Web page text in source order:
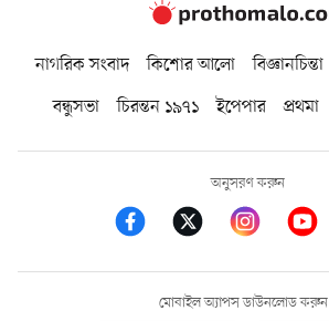
নাগরিক সংবাদ কিশোর আলো বিজ্ঞানচিন্তা
বন্ধুসভা
চিরন্তন ১৯৭১ ইপেপার প্রথমা
অনুসরণ করুন
মোবাইল অ্যাপস ডাউনলোড করুন